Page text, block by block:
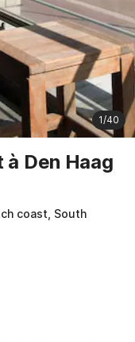
1/40
Den Haag
coast, South